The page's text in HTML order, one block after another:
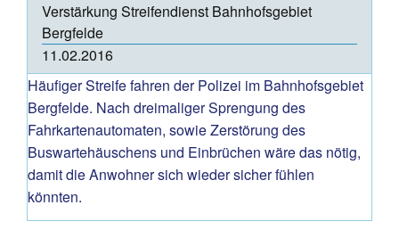
Verstärkung Streifendienst Bahnhofsgebiet
Bergfelde
11.02.2016
Häufiger Streife fahren der Polizei im Bahnhofsgebiet
Bergfelde. Nach dreimaliger Sprengung des
Fahrkartenautomaten, sowie Zerstörung des
Buswartehäuschens und Einbrüchen wäre das nötig,
damit die Anwohner sich wieder sicher fühlen
könnten.